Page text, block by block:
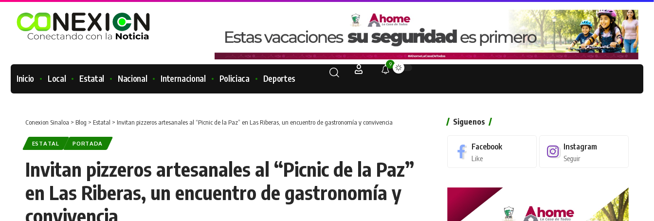
Inicio Local Estatal Nacional Internacional Policiaca Deportes
9
Conexion Sinaloa > Blog > Estatal > Invitan pizzeros artesanales al “Picnic de la Paz” en Las Riberas, un encuentro de gastronomía y convivencia
ESTATAL PORTADA
Invitan pizzeros artesanales al “Picnic de la Paz”
en Las Riberas, un encuentro de gastronomía y
convivencia
Siguenos
Facebook
Like
Instagram
Seguir